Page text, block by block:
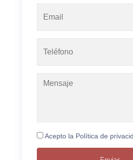
Acepto la Política de